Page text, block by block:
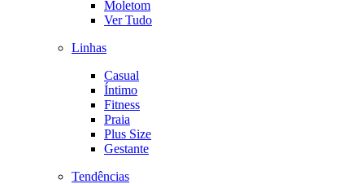
Moletom
Ver Tudo
Linhas
Casual
Íntimo
Fitness
Praia
Plus Size
Gestante
Tendências